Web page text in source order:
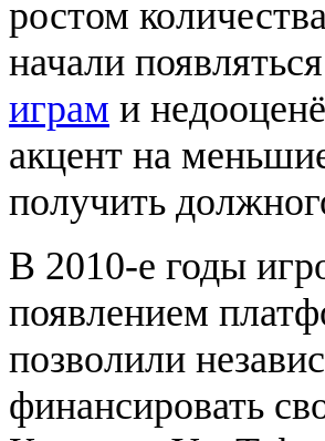
ростом
начали
играм и
акцент на
получить
В 2010-е годы
появлением
позволили
финансировать